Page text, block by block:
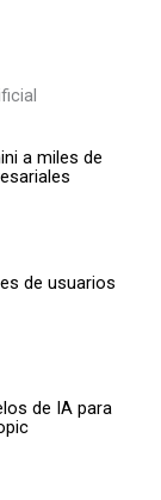
a miles de
de usuarios
de IA para